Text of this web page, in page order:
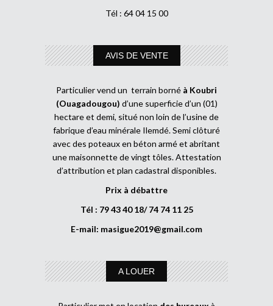
Tél : 64 04 15 00
AVIS DE VENTE
Particulier vend un terrain borné à Koubri
(Ouagadougou) d’une superficie d’un (01)
hectare et demi, situé non loin de l’usine de
fabrique d’eau minérale Ilemdé. Semi clôturé
avec des poteaux en béton armé et abritant
une maisonnette de vingt tôles. Attestation
d’attribution et plan cadastral disponibles.
Prix à débattre
Tél : 79 43 40 18/ 74 74 11 25
E-mail: masigue2019@gmail.com
A LOUER